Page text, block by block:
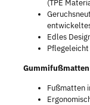
(TPE
Edles
Fußmatten